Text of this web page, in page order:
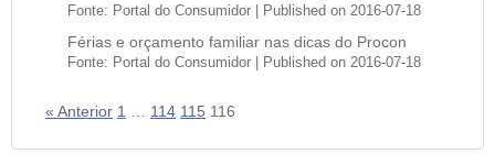
Fonte: Portal do Consumidor Published on 2016-07-18
Férias e orçamento familiar nas dicas do Procon
Fonte: Portal do Consumidor Published on 2016-07-18
« Anterior 1 114 115 116